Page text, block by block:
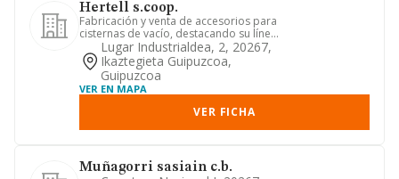
Hertell s.coop.
Fabricación y venta de accesorios para
cisternas de vacío, destacando su línea
de depresores o bomb...
Lugar Industrialdea, 2, 20267,
Ikaztegieta Guipuzcoa,
Guipuzcoa
VER EN MAPA
VER FICHA
Muñagorri sasiain c.b.